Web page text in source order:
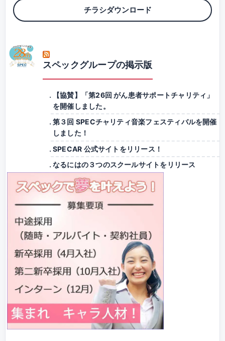
チラシダウンロード
スペックグループの掲示版
【協賛】「第26回 がん患者サポートチャリティ」
を開催しました。
第３回 SPECチャリティ音楽フェスティバルを開催
しました！
SPECAR 公式サイトをリリース！
なるにはの３つのスクールサイトをリリース